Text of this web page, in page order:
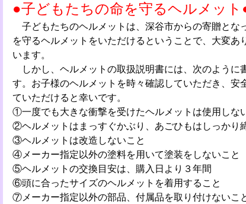
●子どもたちの命を守るヘルメット
子どもたちのヘルメットは、深谷市からの寄贈とな
を守るヘルメットをいただけるということで、大変あ
います。
しかし、ヘルメットの取扱説明書には、次のように
す。お子様のヘルメットを時々確認していただき、安
ていただけると幸いです。
①一度でも大きな衝撃を受けたヘルメットは使用しな
②ヘルメットはまっすぐかぶり、あごひもはしっかり
③ヘルメットは改造しないこと
④メーカー指定以外の塗料を用いて塗装をしないこと
⑤ヘルメットの交換目安は、購入日より３年間
⑥頭に合ったサイズのヘルメットを着用すること
⑦メーカー指定以外の部品、付属品を取り付けないこ